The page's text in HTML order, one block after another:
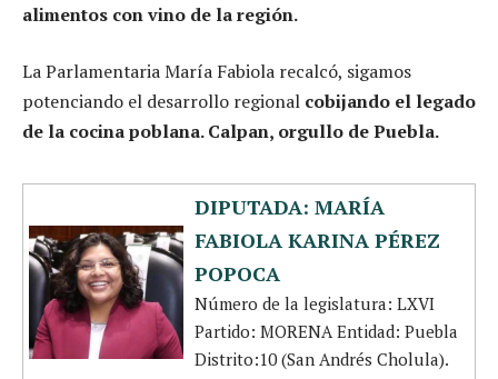
alimentos con vino de la región.
La Parlamentaria María Fabiola recalcó, sigamos
potenciando el desarrollo regional cobijando el legado
de la cocina poblana. Calpan, orgullo de Puebla.
DIPUTADA: MARÍA
FABIOLA KARINA PÉREZ
POPOCA
Número de la legislatura: LXVI
Partido: MORENA Entidad: Puebla
Distrito:10 (San Andrés Cholula).